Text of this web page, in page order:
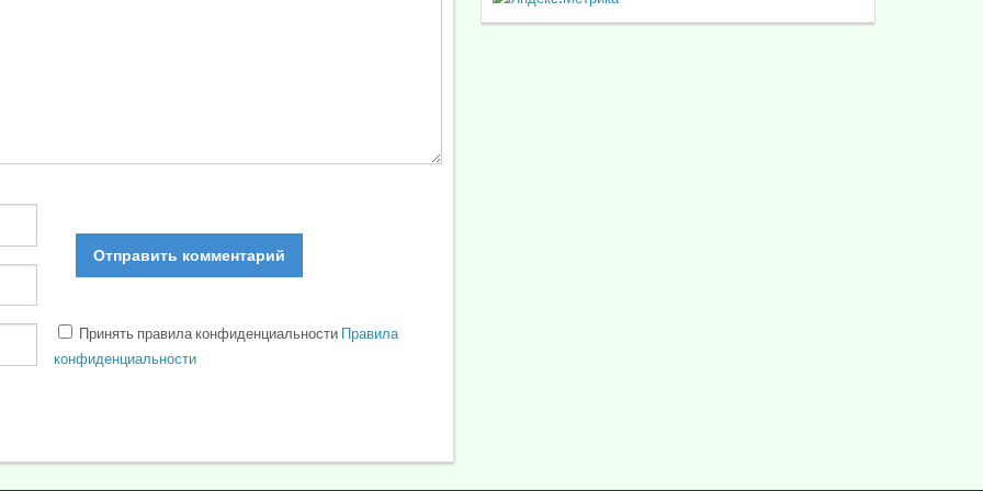
Принять правила конфиденциальностиПравила
конфиденциальности